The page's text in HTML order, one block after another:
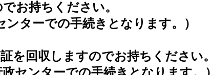
お持ちください。
ターでの手続きとなります。）
を回収しますのでお持ちください。